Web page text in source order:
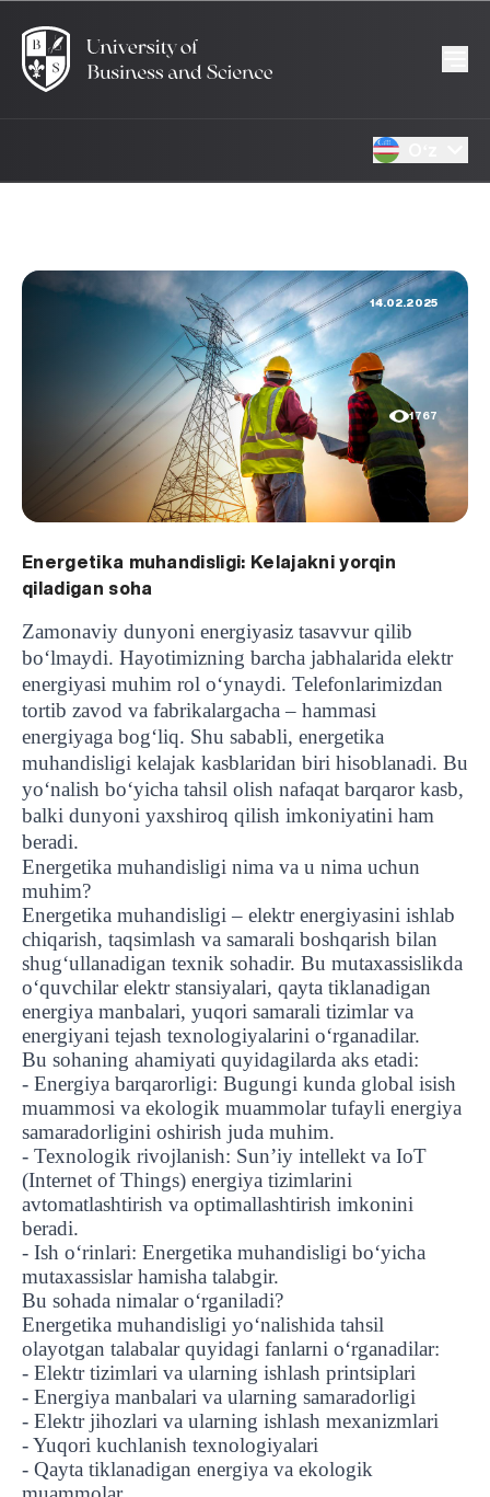
14.02.2025
1767
Energetika muhandisligi: Kelajakni yorqin
qiladigan soha
Zamonaviy dunyoni energiyasiz tasavvur qilib
bo‘lmaydi. Hayotimizning barcha jabhalarida elektr
energiyasi muhim rol o‘ynaydi. Telefonlarimizdan
tortib zavod va fabrikalargacha – hammasi
energiyaga bog‘liq. Shu sababli, energetika
muhandisligi kelajak kasblaridan biri hisoblanadi. Bu
yo‘nalish bo‘yicha tahsil olish nafaqat barqaror kasb,
balki dunyoni yaxshiroq qilish imkoniyatini ham
beradi.
Energetika muhandisligi nima va u nima uchun
muhim?
Energetika muhandisligi – elektr energiyasini ishlab
chiqarish, taqsimlash va samarali boshqarish bilan
shug‘ullanadigan texnik sohadir. Bu mutaxassislikda
o‘quvchilar elektr stansiyalari, qayta tiklanadigan
energiya manbalari, yuqori samarali tizimlar va
energiyani tejash texnologiyalarini o‘rganadilar.
Bu sohaning ahamiyati quyidagilarda aks etadi:
- Energiya barqarorligi: Bugungi kunda global isish
muammosi va ekologik muammolar tufayli energiya
samaradorligini oshirish juda muhim.
- Texnologik rivojlanish: Sun’iy intellekt va IoT
(Internet of Things) energiya tizimlarini
avtomatlashtirish va optimallashtirish imkonini
beradi.
- Ish o‘rinlari: Energetika muhandisligi bo‘yicha
mutaxassislar hamisha talabgir.
Bu sohada nimalar o‘rganiladi?
Energetika muhandisligi yo‘nalishida tahsil
olayotgan talabalar quyidagi fanlarni o‘rganadilar:
- Elektr tizimlari va ularning ishlash printsiplari
- Energiya manbalari va ularning samaradorligi
- Elektr jihozlari va ularning ishlash mexanizmlari
- Yuqori kuchlanish texnologiyalari
- Qayta tiklanadigan energiya va ekologik